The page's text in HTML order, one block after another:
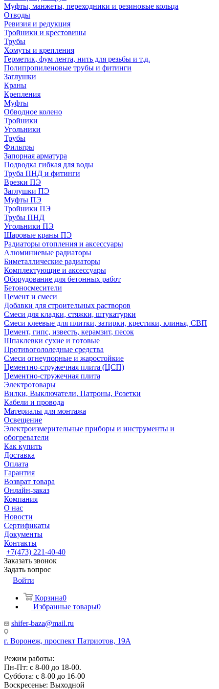
Муфты, манжеты, переходники и резиновые кольца
Отводы
Ревизия и редукция
Тройники и крестовины
Трубы
Хомуты и крепления
Герметик, фум лента, нить для резьбы и т.д.
Полипропиленовые трубы и фитинги
Заглушки
Краны
Крепления
Муфты
Обводное колено
Тройники
Угольники
Трубы
Фильтры
Запорная арматура
Подводка гибкая для воды
Труба ПНД и фитинги
Врезки ПЭ
Заглушки ПЭ
Муфты ПЭ
Тройники ПЭ
Трубы ПНД
Угольники ПЭ
Шаровые краны ПЭ
Радиаторы отопления и аксессуары
Алюминиевые радиаторы
Биметаллические радиаторы
Комплектующие и аксессуары
Оборудование для бетонных работ
Бетоносмесители
Цемент и смеси
Добавки для строительных растворов
Смеси для кладки, стяжки, штукатурки
Смеси клеевые для плитки, затирки, крестики, клинья, СВП
Цемент, гипс, известь, керамзит, песок
Шпаклевки сухие и готовые
Противогололедные средства
Смеси огнеупорные и жаростойкие
Цементно-стружечная плита (ЦСП)
Цементно-стружечная плита
Электротовары
Вилки, Выключатели, Патроны, Розетки
Кабели и провода
Материалы для монтажа
Освещение
Электроизмерительные приборы и инструменты и
обогреватели
Как купить
Доставка
Оплата
Гарантия
Возврат товара
Онлайн-заказ
Компания
О нас
Новости
Сертификаты
Документы
Контакты
+7(473) 221-40-40
Заказать звонок
Задать вопрос
Войти
Корзина0
Избранные товары0
shifer-baza@mail.ru
г. Воронеж, проспект Патриотов, 19А
Режим работы:
Пн-Пт: с 8-00 до 18-00.
Суббота: с 8-00 до 16-00
Воскресенье: Выходной